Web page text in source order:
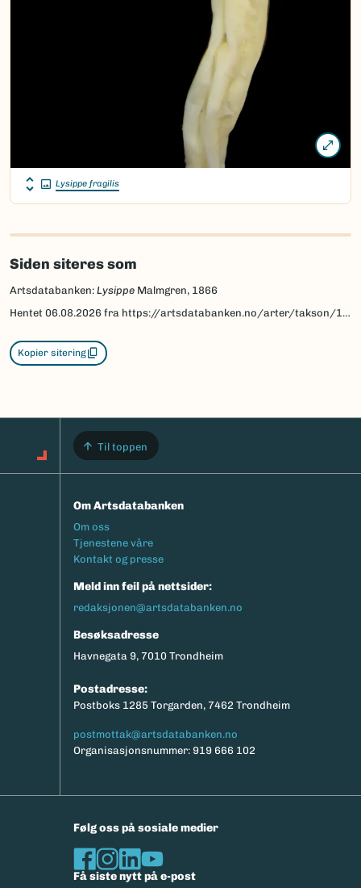
Lysippe fragilis
Siden siteres som
Artsdatabanken: Lysippe Malmgren, 1866
Hentet 06.08.2026 fra https://artsdatabanken.no/arter/takson/197761
Kopier sitering
Til toppen
Om Artsdatabanken
Footermeny
Om oss
Tjenestene våre
Kontakt og presse
Meld inn feil på nettsider:
redaksjonen@artsdatabanken.no
Besøksadresse
Havnegata 9, 7010 Trondheim
Postadresse:
Postboks 1285 Torgarden, 7462 Trondheim
postmottak@artsdatabanken.no
Organisasjonsnummer: 919 666 102
Følg oss på sosiale medier
Få siste nytt på e-post